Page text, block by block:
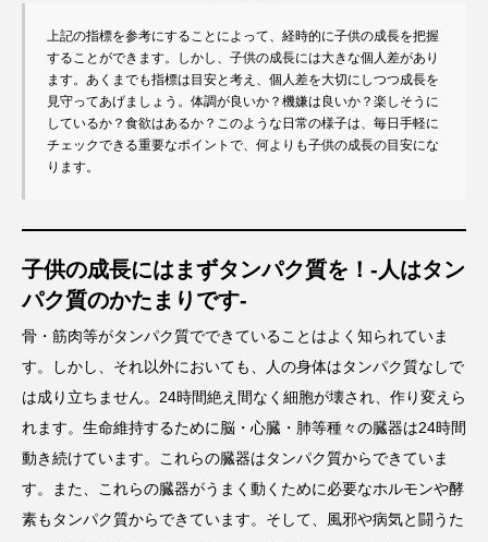
上記の指標を参考にすることによって、経時的に子供の成長を把握
することができます。しかし、子供の成長には大きな個人差があり
ます。あくまでも指標は目安と考え、個人差を大切にしつつ成長を
見守ってあげましょう。体調が良いか？機嫌は良いか？楽しそうに
しているか？食欲はあるか？このような日常の様子は、毎日手軽に
チェックできる重要なポイントで、何よりも子供の成長の目安にな
ります。
子供の成長にはまずタンパク質を！-人はタン
パク質のかたまりです-
骨・筋肉等がタンパク質でできていることはよく知られていま
す。しかし、それ以外においても、人の身体はタンパク質なしで
は成り立ちません。24時間絶え間なく細胞が壊され、作り変えら
れます。生命維持するために脳・心臓・肺等種々の臓器は24時間
動き続けています。これらの臓器はタンパク質からできていま
す。また、これらの臓器がうまく動くために必要なホルモンや酵
素もタンパク質からできています。そして、風邪や病気と闘うた